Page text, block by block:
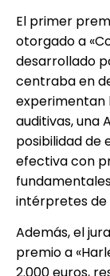
El primer
otorgado a
desarrollado
centraba en
experimentan
auditivas, una
posibilidad de
efectiva con
intérpretes de
Además, el
premio a